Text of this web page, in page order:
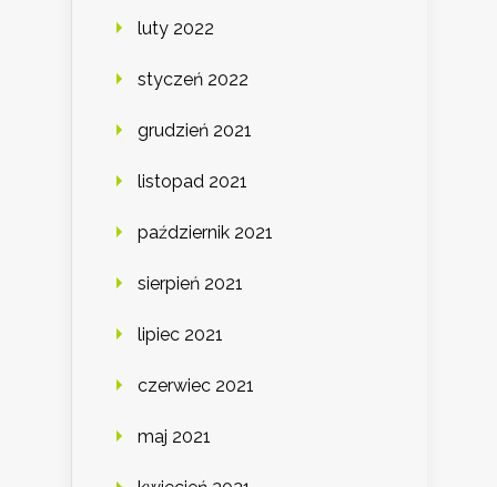
luty 2022
styczeń 2022
grudzień 2021
listopad 2021
październik 2021
sierpień 2021
lipiec 2021
czerwiec 2021
maj 2021